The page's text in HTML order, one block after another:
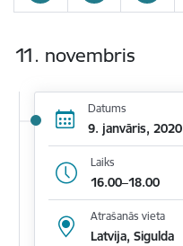
11. novembris
Datums
9. janvāris, 2020
Laiks
16.00–18.00
Atrašanās vieta
Latvija, Sigulda